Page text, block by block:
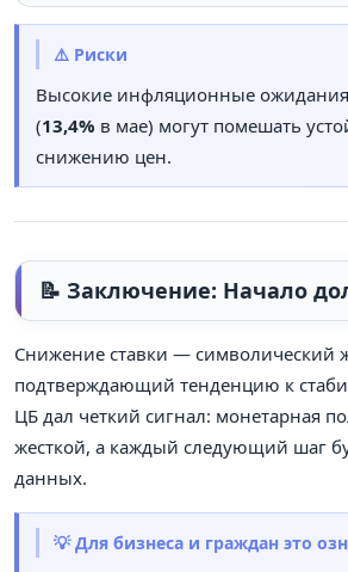
⚠️ Риски
Высокие инфляционные
(13,4% в мае) могут помешать
снижению цен.
📝 Заключение: Начало
Снижение ставки — символический
подтверждающий тенденцию к
ЦБ дал четкий сигнал: монетарная
жесткой, а каждый следующий шаг
данных.
💡 Для бизнеса и граждан это